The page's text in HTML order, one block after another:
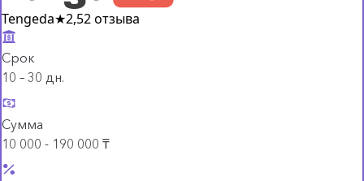
Tengeda★2,52 отзыва
Срок
10 – 30 дн.
Сумма
10 000 - 190 000 ₸